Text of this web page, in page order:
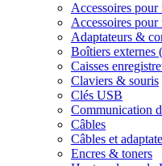
Accessoires
Accessoires pour
Adaptateurs &
Boîtiers externes
Caisses
Claviers & souris
Clés USB
Communication
Câbles
Câbles et
Encres & toners